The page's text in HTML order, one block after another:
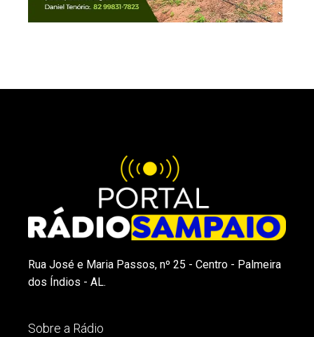
Rua José e Maria Passos, nº 25 - Centro - Palmeira
dos Índios - AL.
Sobre a Rádio